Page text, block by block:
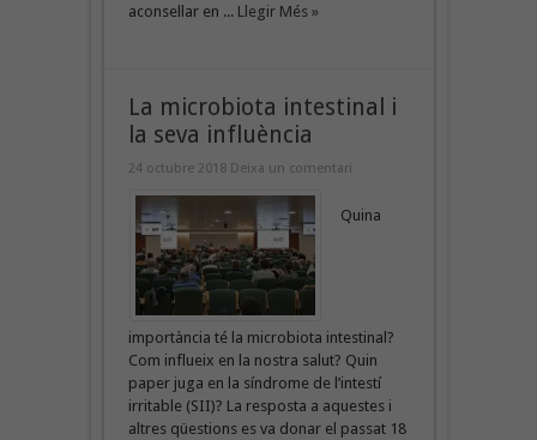
aconsellar en ... Llegir Més »
La microbiota intestinal i
la seva influència
24 octubre 2018 Deixa un comentari
Quina
importància té la microbiota intestinal?
Com influeix en la nostra salut? Quin
paper juga en la síndrome de l’intestí
irritable (SII)? La resposta a aquestes i
altres qüestions es va donar el passat 18